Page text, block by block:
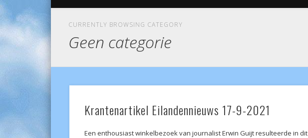
CURRENTLY BROWSING CATEGORY
Geen categorie
Krantenartikel Eilandennieuws 17-9-2021
Een enthousiast winkelbezoek van journalist Erwin Guijt resulteerde in dit